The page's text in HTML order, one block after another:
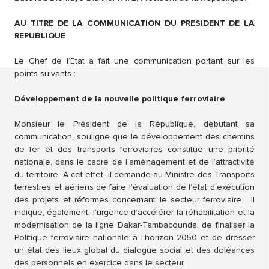
AU TITRE DE LA COMMUNICATION DU PRESIDENT DE LA
REPUBLIQUE
Le Chef de l’Etat a fait une communication portant sur les
points suivants :
Développement de la nouvelle politique ferroviaire
Monsieur le Président de la République, débutant sa
communication, souligne que le développement des chemins
de fer et des transports ferroviaires constitue une priorité
nationale, dans le cadre de l’aménagement et de l’attractivité
du territoire. A cet effet, il demande au Ministre des Transports
terrestres et aériens de faire l’évaluation de l’état d’exécution
des projets et réformes concernant le secteur ferroviaire. Il
indique, également, l’urgence d’accélérer la réhabilitation et la
modernisation de la ligne Dakar-Tambacounda, de finaliser la
Politique ferroviaire nationale à l’horizon 2050 et de dresser
un état des lieux global du dialogue social et des doléances
des personnels en exercice dans le secteur.